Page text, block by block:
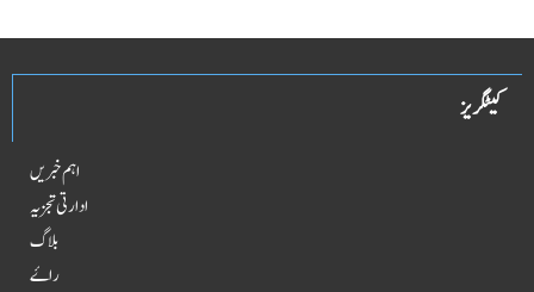
کیٹگریز
اہم خبریں
ادارتی تجزیہ
بلاگ
راۓ